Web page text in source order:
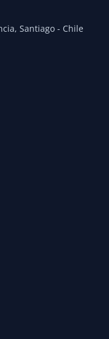
Santiago - Chile